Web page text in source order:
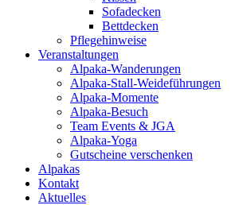
Sofadecken
Bettdecken
Pflegehinweise
Veranstaltungen
Alpaka-Wanderungen
Alpaka-Stall-Weideführungen
Alpaka-Momente
Alpaka-Besuch
Team Events & JGA
Alpaka-Yoga
Gutscheine verschenken
Alpakas
Kontakt
Aktuelles